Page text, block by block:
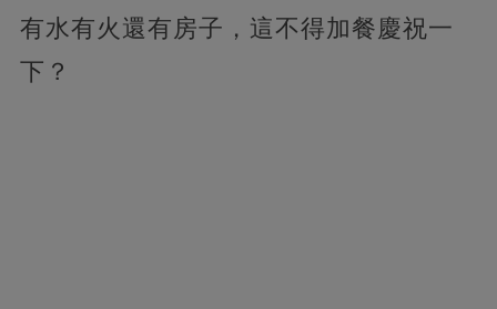
有水有火還有房子，這不得加餐慶祝一
下？